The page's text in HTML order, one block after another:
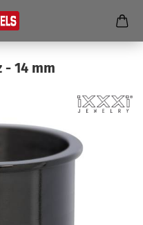
- 14 mm